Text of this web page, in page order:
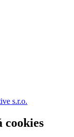
s.r.o.
cookies